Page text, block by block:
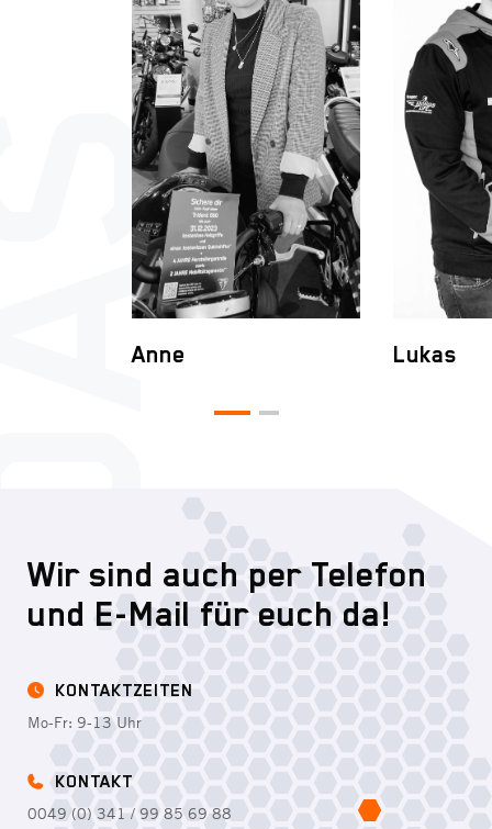
Anne Lukas
Wir sind auch per Telefon
und E-Mail für euch da!
KONTAKTZEITEN
Mo-Fr: 9-13 Uhr
KONTAKT
0049 (0) 341 / 99 85 69 88